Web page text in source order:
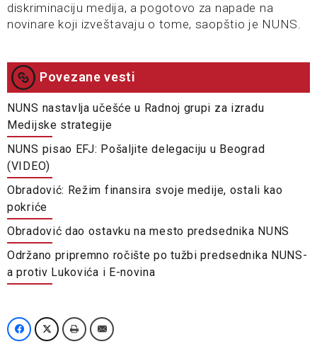
diskriminaciju medija, a pogotovo za napade na
novinare koji izveštavaju o tome, saopštio je NUNS.
Povezane vesti
NUNS nastavlja učešće u Radnoj grupi za izradu
Medijske strategije
NUNS pisao EFJ: Pošaljite delegaciju u Beograd
(VIDEO)
Obradović: Režim finansira svoje medije, ostali kao
pokriće
Obradović dao ostavku na mesto predsednika NUNS
Održano pripremno ročište po tužbi predsednika NUNS-
a protiv Lukovića i E-novina